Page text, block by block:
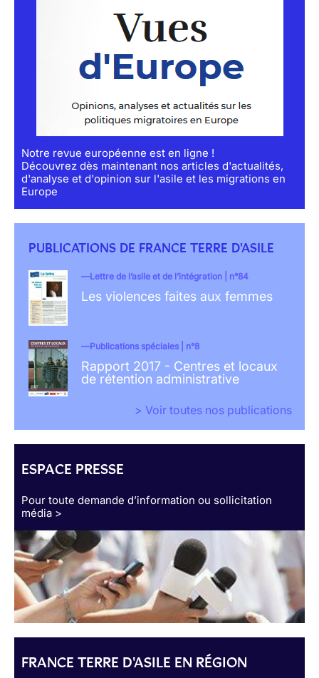
Notre revue européenne est en ligne !
Découvrez dès maintenant nos articles d'actualités,
d'analyse et d'opinion sur l'asile et les migrations en
Europe
PUBLICATIONS DE FRANCE TERRE D'ASILE
Lettre de l’asile et de l’intégration | n°84
Les violences faites aux femmes
Publications spéciales | n°8
Rapport 2017 - Centres et locaux
de rétention administrative
> Voir toutes nos publications
ESPACE PRESSE
Pour toute demande d’information ou sollicitation
média >
FRANCE TERRE D'ASILE EN RÉGION